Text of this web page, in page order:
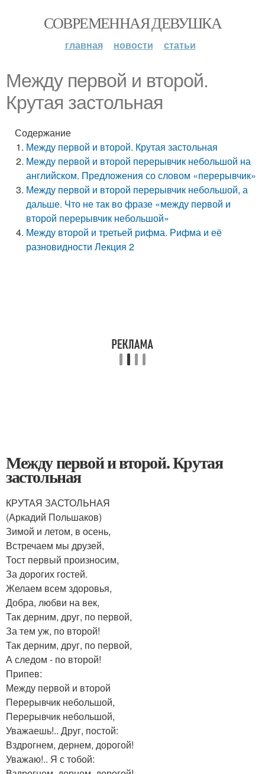
СОВРЕМЕННАЯ ДЕВУШКА
главная новости статьи
Между первой и второй.
Крутая застольная
Содержание
Между первой и второй. Крутая застольная
Между первой и второй перерывчик небольшой на
английском. Предложения со словом «перерывчик»
Между первой и второй перерывчик небольшой, а
дальше. Что не так во фразе «между первой и
второй перерывчик небольшой»
Между второй и третьей рифма. Рифма и её
разновидности Лекция 2
Между первой и второй. Крутая
застольная
КРУТАЯ ЗАСТОЛЬНАЯ
(Аркадий Польшаков)
Зимой и летом, в осень,
Встречаем мы друзей,
Тост первый произносим,
За дорогих гостей.
Желаем всем здоровья,
Добра, любви на век,
Так дерним, друг, по первой,
За тем уж, по второй!
Так дерним, друг, по первой,
А следом - по второй!
Припев:
Между первой и второй
Перерывчик небольшой,
Перерывчик небольшой,
Уважаешь!.. Друг, постой:
Вздрогнем, дернем, дорогой!
Уважаю!.. Я с тобой: